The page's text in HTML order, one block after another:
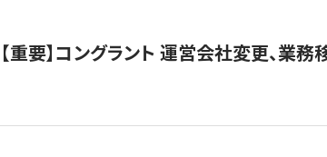
【重要】コングラント 運営会社変更、業